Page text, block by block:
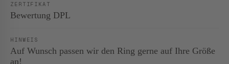
ZERTIFIKAT
Bewertung DPL
HINWEIS
Auf Wunsch passen wir den Ring gerne auf Ihre Größe
an!